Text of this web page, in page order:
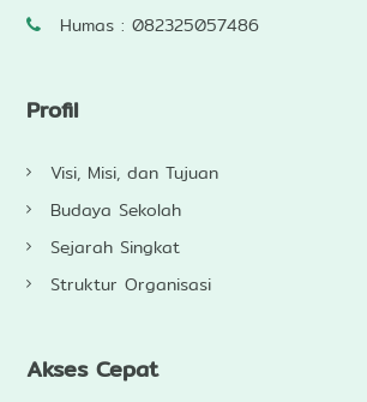
Humas : 082325057486
Profil
Visi, Misi, dan Tujuan
Budaya Sekolah
Sejarah Singkat
Struktur Organisasi
Akses Cepat